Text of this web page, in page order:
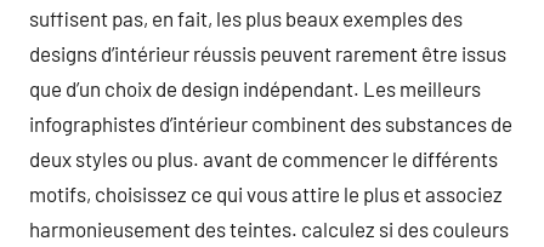
suffisent pas, en fait, les plus beaux exemples des
designs d’intérieur réussis peuvent rarement être issus
que d’un choix de design indépendant. Les meilleurs
infographistes d’intérieur combinent des substances de
deux styles ou plus. avant de commencer le différents
motifs, choisissez ce qui vous attire le plus et associez
harmonieusement des teintes. calculez si des couleurs